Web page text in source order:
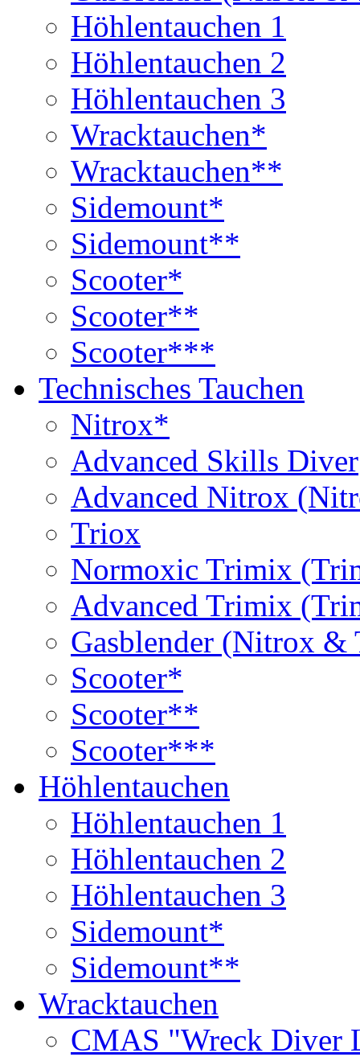
Höhlentauchen 1
Höhlentauchen 2
Höhlentauchen 3
Wracktauchen*
Wracktauchen**
Sidemount*
Sidemount**
Scooter*
Scooter**
Scooter***
Technisches Tauchen
Nitrox*
Advanced Skills Diver
Advanced Nitrox
Triox
Normoxic Trimix
Advanced Trimix
Gasblender (Nitrox
Scooter*
Scooter**
Scooter***
Höhlentauchen
Höhlentauchen 1
Höhlentauchen 2
Höhlentauchen 3
Sidemount*
Sidemount**
Wracktauchen
CMAS "Wreck Diver